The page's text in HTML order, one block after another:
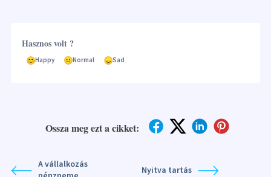
Hasznos volt ?
Happy Normal Sad
Ossza meg ezt a cikket:
A vállalkozás
Nyitva tartás